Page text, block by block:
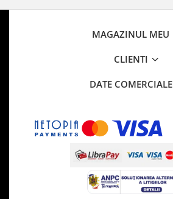
MAGAZINUL MEU
CLIENTI
DATE COMERCIALE